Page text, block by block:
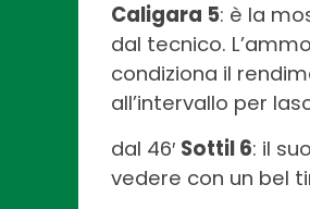
Caligara 5: è la
dal tecnico.
condiziona il
all’intervallo per
dal 46′ Sottil 6: il
vedere con un bel